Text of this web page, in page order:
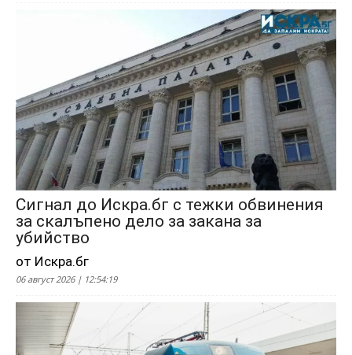
Сигнал до Искра.бг с тежки обвинения
за скалъпено дело за закана за
убийство
от Искра.бг
06 август 2026 | 12:54:19